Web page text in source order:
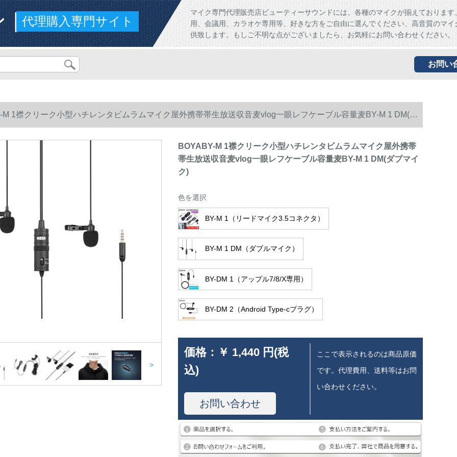
ド代理購入専門サイト
マイク専門代理販売店ビューティーサウンドには、各種のマイクが揃えております
用、会議用、カラオケ専用等、好きな方をご自由に選んでください、高音質のマイ
供致します。もしご不明な点がございましたら、お気軽にお問い合わせください。
お問い
M 1襟クリーク小型ハチレンタビムラムマイク屋外携帯帯生放送収音麦vlog一眼レフケーブル容量麦BY-M 1 DM(ダ
>
BOYABY-M 1襟クリーク小型ハチレンタビムラムマイク屋外携帯
帯生放送収音麦vlog一眼レフケーブル容量麦BY-M 1 DM(ダブマイ
ク)
色を選択
BY-M 1（リードマイク3.5コネクタ）
BY-M 1 DM（ダブルマイク）
BY-DM 1（アップル7/8/X専用）
BY-DM 2（Android Type-cプラグ）
価格： ￥ 1,440 円(税
込)
お問い合わせ
ここで表示されるのは商品原価
です。代理費用、送料等はお問
い合わせください。